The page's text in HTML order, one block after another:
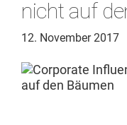
nicht auf
12. November 2017